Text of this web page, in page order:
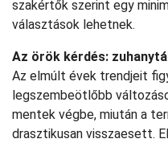
szakértők szerint egy
választások lehetnek.
Az örök kérdés:
Az elmúlt évek trendjeit
legszembeötlőbb
mentek végbe, miután a
drasztikusan visszaesett.